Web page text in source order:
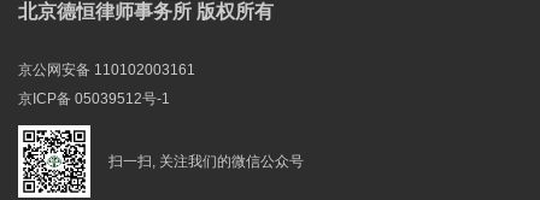
北京德恒律师事务所 版权所有
京公网安备 110102003161
京ICP备 05039512号-1
扫一扫, 关注我们的微信公众号